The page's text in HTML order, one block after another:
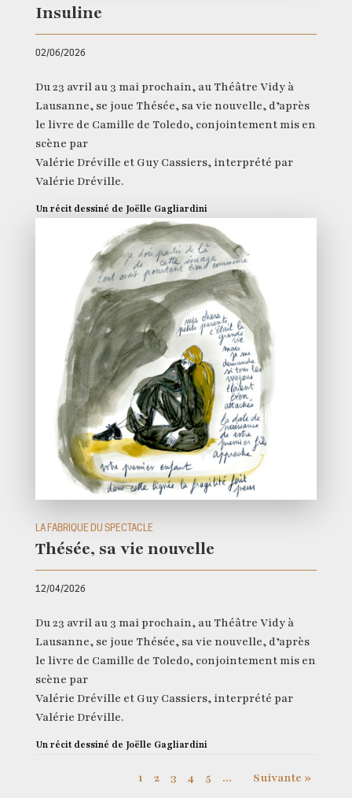
Insuline
02/06/2026
Du 23 avril au 3 mai prochain, au Théâtre Vidy à
Lausanne, se joue Thésée, sa vie nouvelle, d’après
le livre de Camille de Toledo, conjointement mis en
scène par
Valérie Dréville et Guy Cassiers, interprété par
Valérie Dréville.
Un récit dessiné de Joëlle Gagliardini
LA FABRIQUE DU SPECTACLE
Thésée, sa vie nouvelle
12/04/2026
Du 23 avril au 3 mai prochain, au Théâtre Vidy à
Lausanne, se joue Thésée, sa vie nouvelle, d’après
le livre de Camille de Toledo, conjointement mis en
scène par
Valérie Dréville et Guy Cassiers, interprété par
Valérie Dréville.
Un récit dessiné de Joëlle Gagliardini
1 2 3 4 5 ... Suivante »